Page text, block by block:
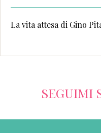
La vita attesa di Gino
SEGUIMI